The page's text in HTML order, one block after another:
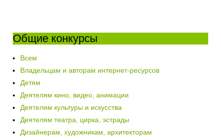
Общие конкурсы
Всем
Владельцам и авторам интернет-ресурсов
Детям
Деятелям кино, видео, анимации
Деятелям культуры и искусства
Деятелям театра, цирка, эстрады
Дизайнерам, художникам, архитекторам